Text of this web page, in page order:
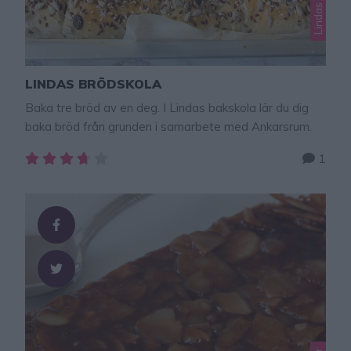
LINDAS BRÖDSKOLA
Baka tre bröd av en deg. I Lindas bakskola lär du dig
baka bröd från grunden i samarbete med Ankarsrum.
1